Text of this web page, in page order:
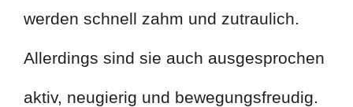
werden schnell zahm und zutraulich.
Allerdings sind sie auch ausgesprochen
aktiv, neugierig und bewegungsfreudig.